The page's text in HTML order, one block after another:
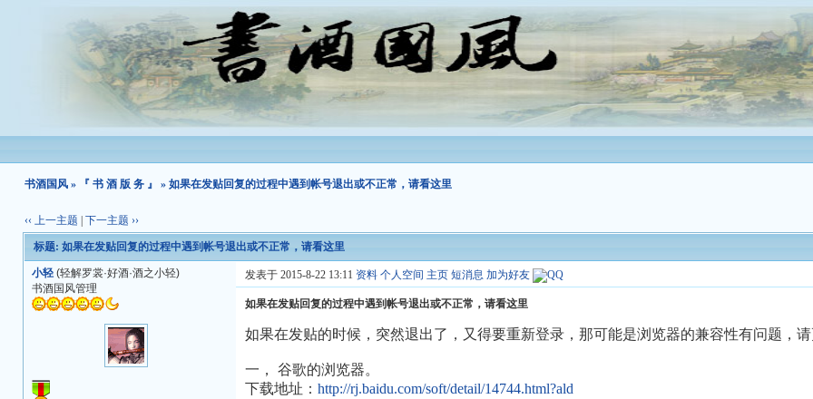
书酒国风» 『 书 酒 版 务 』 » 如果在发贴回复的过程中遇到帐号退出或不正常，请看这里
‹‹ 上一主题 下一主题 ››
标题: 如果在发贴回复的过程中遇到帐号退出或不正常，请看这里
小轻 (轻解罗裳·好酒·酒之小轻)
书酒国风管理
发表于 2015-8-22 13:11 资料 个人空间 主页 短消息 加为好友
如果在发贴回复的过程中遇到帐号退出或不正常，请看这里
如果在发贴的时候，突然退出了，又得要重新登录，那可能是浏览器的兼容性有问题，请
一， 谷歌的浏览器。
下载地址： http://rj.baidu.com/soft/detail/14744.html?ald